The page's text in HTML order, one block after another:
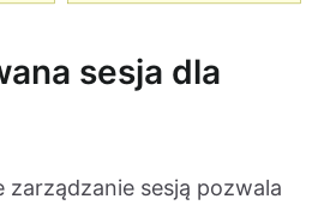
sesja dla
sesją pozwala